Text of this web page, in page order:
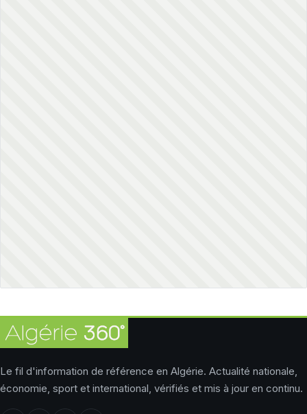
Le fil d'information de référence en Algérie. Actualité nationale,
économie, sport et international, vérifiés et mis à jour en continu.